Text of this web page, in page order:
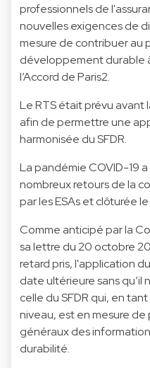
professionnels de
nouvelles exigences de
mesure de contribuer au
développement durable
l’Accord de Paris2.
Le RTS était prévu avant
afin de permettre une
harmonisée du SFDR.
La pandémie COVID-19
nombreux retours de la
par les ESAs et clôturée
Comme anticipé par la
sa lettre du 20 octobre
retard pris, l'application
date ultérieure sans
celle du SFDR qui, en
niveau, est en mesure de
généraux des
durabilité.